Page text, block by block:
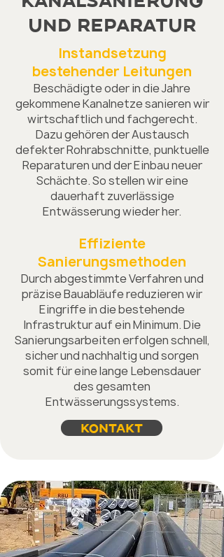
und reparatur
Instandsetzung
bestehender Leitungen
Beschädigte oder in die Jahre
gekommene Kanalnetze sanieren wir
wirtschaftlich und fachgerecht.
Dazu gehören der Austausch
defekter Rohrabschnitte, punktuelle
Reparaturen und der Einbau neuer
Schächte. So stellen wir eine
dauerhaft zuverlässige
Entwässerung wieder her.
Effiziente
Sanierungsmethoden
Durch abgestimmte Verfahren und
präzise Bauabläufe reduzieren wir
Eingriffe in die bestehende
Infrastruktur auf ein Minimum. Die
Sanierungsarbeiten erfolgen schnell,
sicher und nachhaltig und sorgen
somit für eine lange Lebensdauer
des gesamten
Entwässerungssystems.
KONTAKT